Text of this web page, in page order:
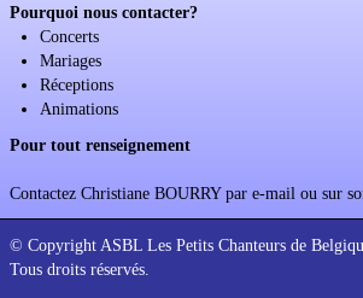
Pourquoi nous contacter?
Concerts
Mariages
Réceptions
Animations
Pour tout renseignement
Contactez Christiane BOURRY par e-mail ou sur
© Copyright ASBL Les Petits Chanteurs de
Tous droits réservés.